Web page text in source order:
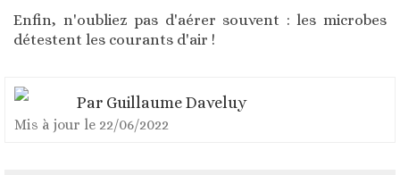
Enfin, n'oubliez pas d'aérer souvent : les microbes
détestent les courants d'air !
Par Guillaume Daveluy
Mis à jour le 22/06/2022